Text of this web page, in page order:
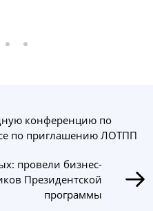
конференцию по
по приглашению ЛОТПП
провели бизнес-
Президентской
программы